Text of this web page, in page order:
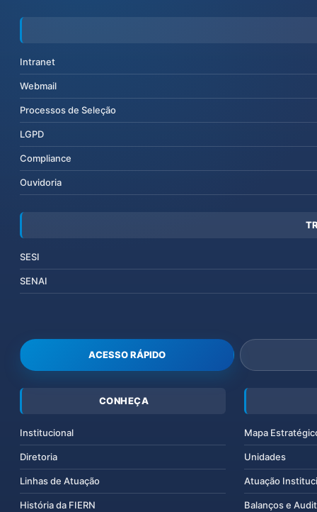
Intranet
Webmail
Processos de Seleção
LGPD
Compliance
Ouvidoria
SESI
SENAI
ACESSO RÁPIDO
CONHEÇA
Institucional
Diretoria
Linhas de Atuação
História da FIERN
Mapa
Unidades
Atuação
Balanços e